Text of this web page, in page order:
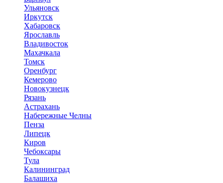
Ульяновск
Иркутск
Хабаровск
Ярославль
Владивосток
Махачкала
Томск
Оренбург
Кемерово
Новокузнецк
Рязань
Астрахань
Набережные Челны
Пенза
Липецк
Киров
Чебоксары
Тула
Калининград
Балашиха